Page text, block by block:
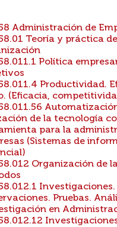
Administración de
Teoría y práctica
Política
Productividad.
(Eficacia,
de la tecnología
para la
(Sistemas de
Organización de
Investigaciones.
Pruebas.
en